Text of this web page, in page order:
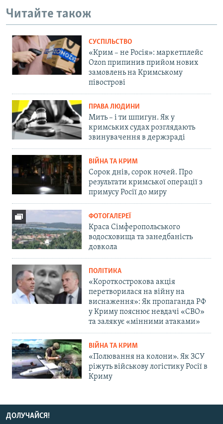
Читайте також
СУСПІЛЬСТВО
«Крим – не Росія»: маркетплейс
Ozon припинив прийом нових
замовлень на Кримському
півострові
ПРАВА ЛЮДИНИ
Мить – і ти шпигун. Як у
кримських судах розглядають
звинувачення в держзраді
ВІЙНА ТА КРИМ
Сорок днів, сорок ночей. Про
результати кримської операції з
примусу Росії до миру
ФОТОГАЛЕРЕЇ
Краса Сімферопольського
водосховища та занедбаність
довкола
ПОЛІТИКА
«Короткострокова акція
перетворилася на війну на
виснаження»: Як пропаганда РФ
у Криму пояснює невдачі «СВО»
та залякує «мінними атаками»
ВІЙНА ТА КРИМ
«Полювання на колони». Як ЗСУ
ріжуть військову логістику Росії в
Криму
ДОЛУЧАЙСЯ!